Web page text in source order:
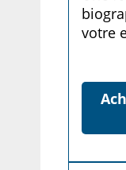
votre